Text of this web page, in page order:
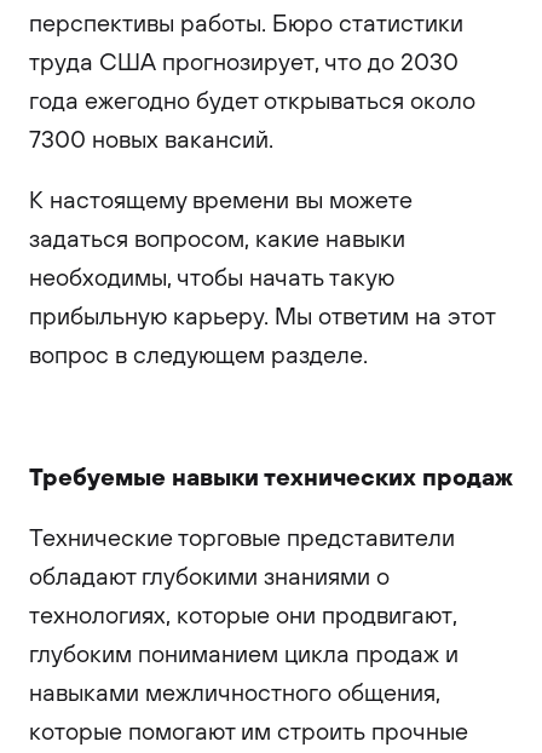
перспективы работы. Бюро статистики
труда США прогнозирует, что до 2030
года ежегодно будет открываться около
7300 новых вакансий.
К настоящему времени вы можете
задаться вопросом, какие навыки
необходимы, чтобы начать такую ​​
прибыльную карьеру. Мы ответим на этот
вопрос в следующем разделе.
Требуемые навыки технических продаж
Технические торговые представители
обладают глубокими знаниями о
технологиях, которые они продвигают,
глубоким пониманием цикла продаж и
навыками межличностного общения,
которые помогают им строить прочные